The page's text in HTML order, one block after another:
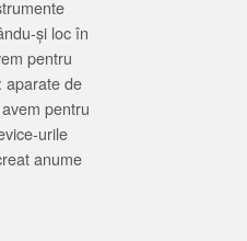
și loc în
pentru
aparate de
pentru
urile
anume